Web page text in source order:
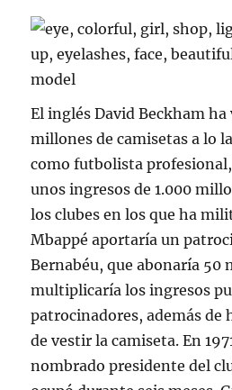
El inglés David Beckham
millones de camisetas a lo
como futbolista
unos ingresos de 1.000
los clubes en los que ha
Mbappé aportaría un
Bernabéu, que abonaría 50
multiplicaría los ingresos
patrocinadores, además de
de vestir la camiseta. En
nombrado presidente del